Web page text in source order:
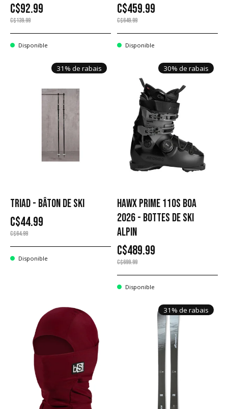
C$92.99
C$139.99
Disponible
C$459.99
C$649.99
Disponible
31% de rabais
TRIAD - BÂTON DE SKI
C$44.99
C$64.99
Disponible
30% de rabais
HAWX PRIME 110S BOA
2026 - BOTTES DE SKI
ALPIN
C$489.99
C$699.99
Disponible
31% de rabais